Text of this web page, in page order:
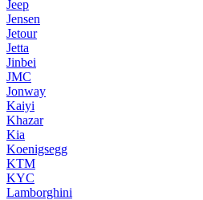
Jeep
Jensen
Jetour
Jetta
Jinbei
JMC
Jonway
Kaiyi
Khazar
Kia
Koenigsegg
KTM
KYC
Lamborghini